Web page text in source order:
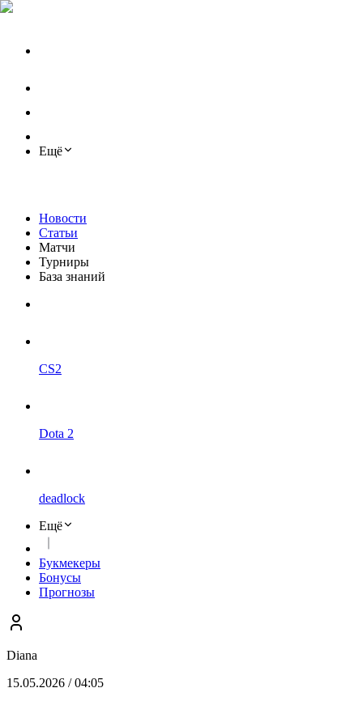
Ещё
Новости
Статьи
Матчи
Турниры
База знаний
CS2
Dota 2
deadlock
Ещё
Букмекеры
Бонусы
Прогнозы
Diana
15.05.2026 / 04:05